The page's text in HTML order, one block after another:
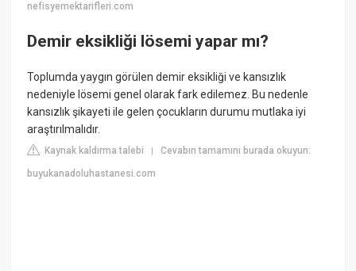
nefisyemektarifleri.com
Demir eksikliği lösemi yapar mı?
Toplumda yaygın görülen demir eksikliği ve kansızlık
nedeniyle lösemi genel olarak fark edilemez. Bu nedenle
kansızlık şikayeti ile gelen çocukların durumu mutlaka iyi
araştırılmalıdır.
Kaynak kaldırma talebi |Cevabın tamamını burada okuyun:
buyukanadoluhastanesi.com